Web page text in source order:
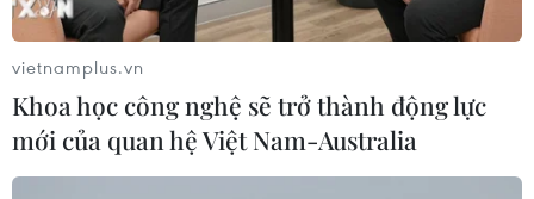
vietnamplus.vn
Khoa học công nghệ sẽ trở thành động lực
mới của quan hệ Việt Nam-Australia